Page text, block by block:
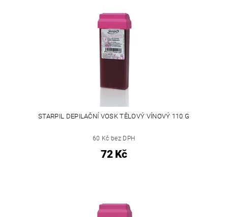
STARPIL DEPILAČNÍ VOSK TĚLOVÝ VÍNOVÝ 110 G
60 Kč bez DPH
72 Kč